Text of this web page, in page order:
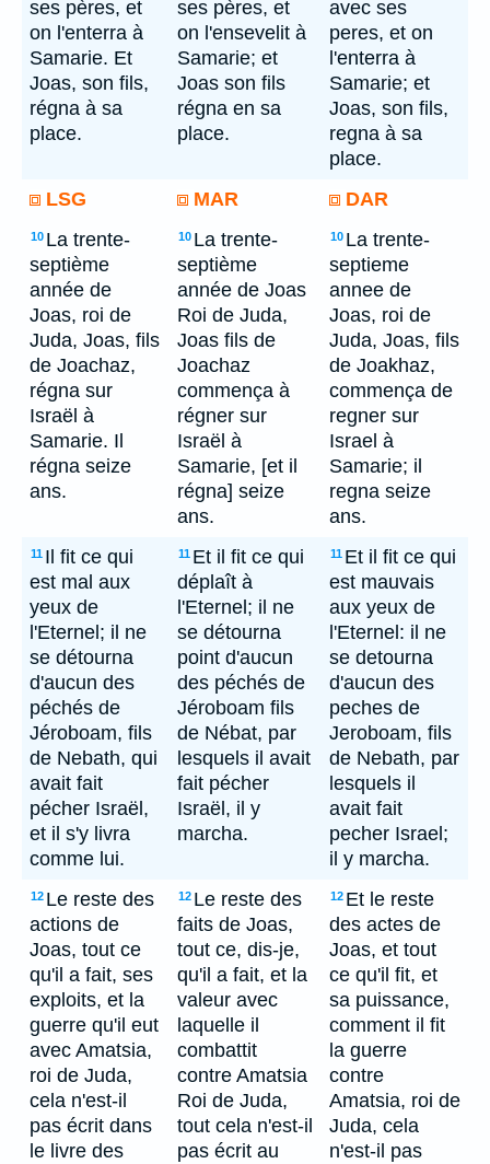
ses pères, et
on l'enterra à
Samarie. Et
Joas, son fils,
régna à sa
place.
ses pères, et
on l'ensevelit à
Samarie; et
Joas son fils
régna en sa
place.
avec ses
peres, et on
l'enterra à
Samarie; et
Joas, son fils,
regna à sa
place.
LSG
MAR DAR
10 La trente-
septième
année de
Joas, roi de
Juda, Joas, fils
de Joachaz,
régna sur
Israël à
Samarie. Il
régna seize
ans.
10 La trente-
septième
année de Joas
Roi de Juda,
Joas fils de
Joachaz
commença à
régner sur
Israël à
Samarie, [et il
régna] seize
ans.
10 La trente-
septieme
annee de
Joas, roi de
Juda, Joas, fils
de Joakhaz,
commença de
regner sur
Israel à
Samarie; il
regna seize
ans.
11 Il fit ce qui
est mal aux
yeux de
l'Eternel; il ne
se détourna
d'aucun des
péchés de
Jéroboam, fils
de Nebath, qui
avait fait
pécher Israël,
et il s'y livra
comme lui.
11 Et il fit ce qui
déplaît à
l'Eternel; il ne
se détourna
point d'aucun
des péchés de
Jéroboam fils
de Nébat, par
lesquels il avait
fait pécher
Israël, il y
marcha.
11 Et il fit ce qui
est mauvais
aux yeux de
l'Eternel: il ne
se detourna
d'aucun des
peches de
Jeroboam, fils
de Nebath, par
lesquels il
avait fait
pecher Israel;
il y marcha.
12 Le reste des
actions de
Joas, tout ce
qu'il a fait, ses
exploits, et la
guerre qu'il eut
avec Amatsia,
roi de Juda,
cela n'est-il
pas écrit dans
le livre des
12 Le reste des
faits de Joas,
tout ce, dis-je,
qu'il a fait, et la
valeur avec
laquelle il
combattit
contre Amatsia
Roi de Juda,
tout cela n'est-il
pas écrit au
12 Et le reste
des actes de
Joas, et tout
ce qu'il fit, et
sa puissance,
comment il fit
la guerre
contre
Amatsia, roi de
Juda, cela
n'est-il pas